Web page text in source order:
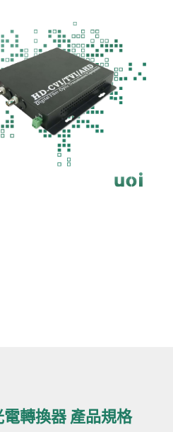
轉換器 產品規格